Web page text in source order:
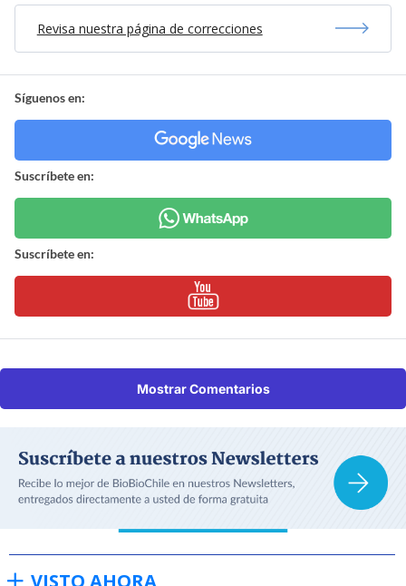
Revisa nuestra página de correcciones
Síguenos en:
Suscríbete en:
Suscríbete en:
Mostrar Comentarios
VISTO AHORA